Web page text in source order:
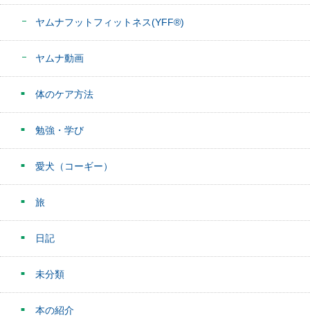
ヤムナフットフィットネス(YFF®)
ヤムナ動画
体のケア方法
勉強・学び
愛犬（コーギー）
旅
日記
未分類
本の紹介